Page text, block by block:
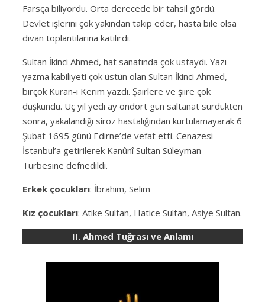
Farsça biliyordu. Orta derecede bir tahsil gördü.
Devlet işlerini çok yakından takip eder, hasta bile olsa
divan toplantılarına katılırdı.
Sultan İkinci Ahmed, hat sanatında çok ustaydı. Yazı
yazma kabiliyeti çok üstün olan Sultan İkinci Ahmed,
birçok Kuran-ı Kerim yazdı. Şairlere ve şiire çok
düşkündü. Üç yıl yedi ay ondört gün saltanat sürdükten
sonra, yakalandığı siroz hastalığından kurtulamayarak 6
Şubat 1695 günü Edirne’de vefat etti. Cenazesi
İstanbul’a getirilerek Kanûnî Sultan Süleyman
Türbesine defnedildi.
Erkek çocukları: İbrahim, Selim
Kız çocukları: Atike Sultan, Hatice Sultan, Asiye Sultan.
II. Ahmed Tuğrası ve Anlamı